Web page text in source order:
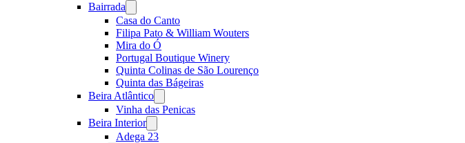
Bairrada
menu
Casa do Canto
Filipa Pato & William Wouters
Mira do Ó
Portugal Boutique Winery
Quinta Colinas de São Lourenço
Quinta das Bágeiras
Beira Atlântico
menu
Vinha das Penicas
Beira Interior
menu
Adega 23